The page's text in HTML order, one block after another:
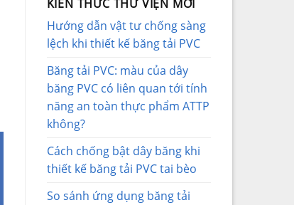
KIẾN THỨC THƯ VIỆN MỚI
Hướng dẫn vật tư chống sàng
lệch khi thiết kế băng tải PVC
Băng tải PVC: màu của dây
băng PVC có liên quan tới tính
năng an toàn thực phẩm ATTP
không?
Cách chống bật dây băng khi
thiết kế băng tải PVC tai bèo
So sánh ứng dụng băng tải